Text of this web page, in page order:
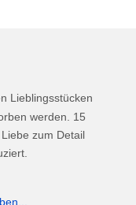
Lieblingsstücken
werden. 15
zum Detail